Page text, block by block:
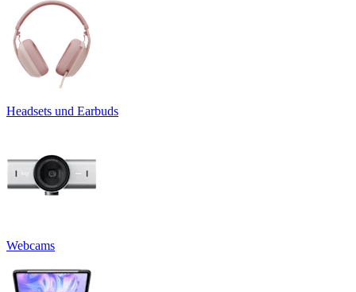
Headsets und Earbuds
Webcams